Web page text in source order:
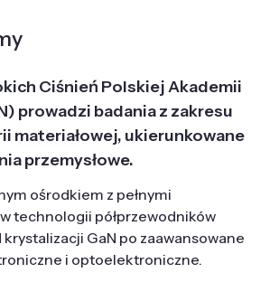
Ciśnień Polskiej Akademii
prowadzi badania z zakresu
materiałowej, ukierunkowane
przemysłowe.
ośrodkiem z pełnymi
technologii półprzewodników
GaN po zaawansowane
i optoelektroniczne.